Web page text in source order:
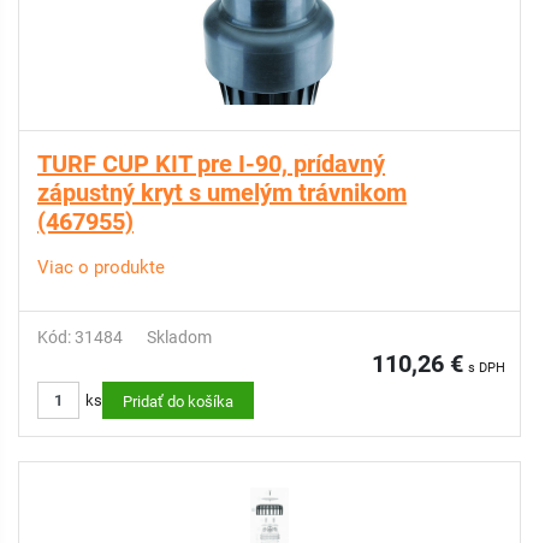
TURF CUP KIT pre I-90, prídavný
zápustný kryt s umelým trávnikom
(467955)
Viac o produkte
Kód: 31484 Skladom
110,26 € s DPH
ks Pridať do košíka